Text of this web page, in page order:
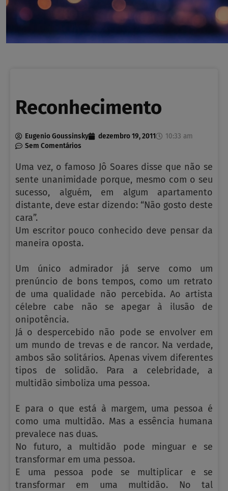
Reconhecimento
Eugenio Goussinsky dezembro 19, 2011
10:33 am
Sem Comentários
Uma vez, o famoso Jô Soares disse que não se
sente unanimidade porque, mesmo com o seu
sucesso, alguém, em algum apartamento
distante, deve estar dizendo: “Não gosto deste
cara”.
Um escritor pouco conhecido deve pensar da
maneira oposta.
Um único admirador já serve como um
prenúncio de bons tempos, como um retrato
de uma qualidade não percebida. Ao artista
célebre cabe não se apegar à ilusão de
onipotência.
Já o despercebido não pode se envolver em
um mundo de trevas e de rancor. Na verdade,
ambos são solitários. Apenas vivem diferentes
tipos de solidão. Para a celebridade, a
multidão simboliza uma pessoa.
E para o que está à margem, uma pessoa é
como uma multidão. Mas a essência humana
prevalece nas duas.
No futuro, a multidão pode minguar e se
transformar em uma pessoa.
E uma pessoa pode se multiplicar e se
transformar em uma multidão. No tal